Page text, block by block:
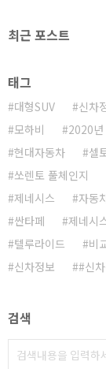
최근 포스트
태그
대형SUV 신차
모하비
2020년
현대자동차
셀
쏘렌토 풀체인지
제네시스
자동
싼타페
제네시
텔루라이드
비
신차정보
#신
검색